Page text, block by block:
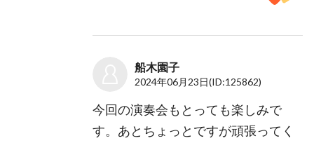
船木園子
2024年06月23日(ID:125862)
今回の演奏会もとっても楽しみで
す。あとちょっとですが頑張ってく